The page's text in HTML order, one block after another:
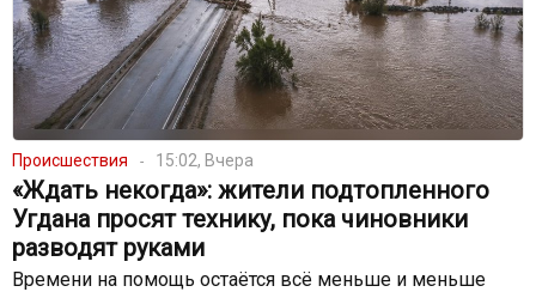
Происшествия 15:02, Вчера
«Ждать некогда»: жители подтопленного
Угдана просят технику, пока чиновники
разводят руками
Времени на помощь остаётся всё меньше и меньше